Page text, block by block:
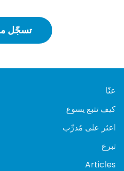
تسجّل
عنّا
كيف تتبع يسوع
اعثر على مُدرِّب
تبرع
Articles